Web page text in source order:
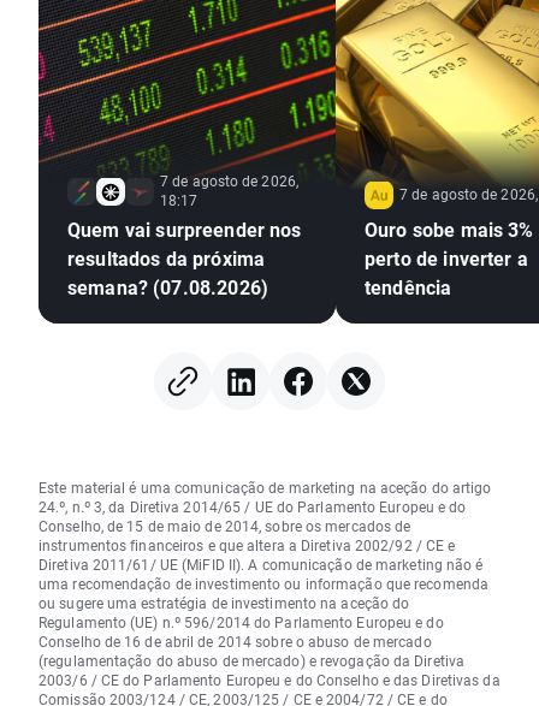
7 de agosto de 2026,
18:17
Quem vai surpreender nos
resultados da próxima
semana? (07.08.2026)
7 de agosto de
Ouro sobe mais
perto de inverter a
tendência
Este material é uma comunicação de marketing na aceção do artigo
24.º, n.º 3, da Diretiva 2014/65 / UE do Parlamento Europeu e do
Conselho, de 15 de maio de 2014, sobre os mercados de
instrumentos financeiros e que altera a Diretiva 2002/92 / CE e
Diretiva 2011/61/ UE (MiFID II). A comunicação de marketing não é
uma recomendação de investimento ou informação que recomenda
ou sugere uma estratégia de investimento na aceção do
Regulamento (UE) n.º 596/2014 do Parlamento Europeu e do
Conselho de 16 de abril de 2014 sobre o abuso de mercado
(regulamentação do abuso de mercado) e revogação da Diretiva
2003/6 / CE do Parlamento Europeu e do Conselho e das Diretivas da
Comissão 2003/124 / CE, 2003/125 / CE e 2004/72 / CE e do